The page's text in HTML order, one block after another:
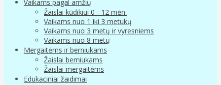
Vaikams pagal amžių
Žaislai kūdikiui 0 - 12 mėn.
Vaikams nuo 1 iki 3 metukų
Vaikams nuo 3 metų ir vyresniems
Vaikams nuo 8 metų
Mergaitėms ir berniukams
Žaislai berniukams
Žaislai mergaitėms
Edukaciniai žaidimai